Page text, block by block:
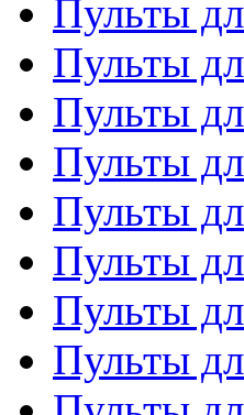
Пульты
Пульты
Пульты
Пульты
Пульты
Пульты
Пульты
Пульты